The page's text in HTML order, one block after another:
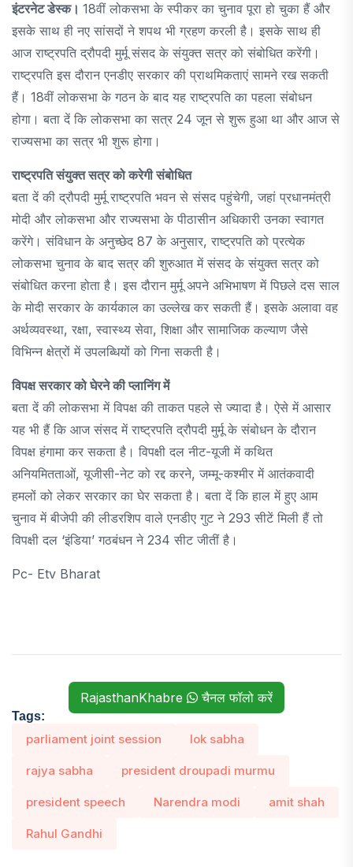
इंटरनेट डेस्क। 18वीं लोकसभा के स्पीकर का चुनाव पूरा हो चुका हैं और
इसके साथ ही नए सांसदों ने शपथ भी ग्रहण करली है। इसके साथ ही
आज राष्ट्रपति द्रौपदी मुर्मू संसद के संयुक्त सत्र को संबोधित करेंगी।
राष्ट्रपति इस दौरान एनडीए सरकार की प्राथमिकताएं सामने रख सकती
हैं। 18वीं लोकसभा के गठन के बाद यह राष्ट्रपति का पहला संबोधन
होगा। बता दें कि लोकसभा का सत्र 24 जून से शुरू हुआ था और आज से
राज्यसभा का सत्र भी शुरू होगा।
राष्ट्रपति संयुक्त सत्र को करेगी संबोधित
बता दें की द्रौपदी मुर्मू राष्ट्रपति भवन से संसद पहुंचेगी, जहां प्रधानमंत्री
मोदी और लोकसभा और राज्यसभा के पीठासीन अधिकारी उनका स्वागत
करेंगे। संविधान के अनुच्छेद 87 के अनुसार, राष्ट्रपति को प्रत्येक
लोकसभा चुनाव के बाद सत्र की शुरुआत में संसद के संयुक्त सत्र को
संबोधित करना होता है। इस दौरान मुर्मू अपने अभिभाषण में पिछले दस साल
के मोदी सरकार के कार्यकाल का उल्लेख कर सकती हैं। इसके अलावा वह
अर्थव्यवस्था, रक्षा, स्वास्थ्य सेवा, शिक्षा और सामाजिक कल्याण जैसे
विभिन्न क्षेत्रों में उपलब्धियों को गिना सकती है।
विपक्ष सरकार को घेरने की प्लानिंग में
बता दें की लोकसभा में विपक्ष की ताकत पहले से ज्यादा है। ऐसे में आसार
यह भी हैं कि आज संसद में राष्ट्रपति द्रौपदी मुर्मू के संबोधन के दौरान
विपक्ष हंगामा कर सकता है। विपक्षी दल नीट-यूजी में कथित
अनियमितताओं, यूजीसी-नेट को रद्द करने, जम्मू-कश्मीर में आतंकवादी
हमलों को लेकर सरकार का घेर सकता है। बता दें कि हाल में हुए आम
चुनाव में बीजेपी की लीडरशिप वाले एनडीए गुट ने 293 सीटें मिली हैं तो
विपक्षी दल ‘इंडिया’ गठबंधन ने 234 सीट जीतीं है।
Pc- Etv Bharat
RajasthanKhabre चैनल फॉलो करें
Tags:
parliament joint session lok sabha
rajya sabha president droupadi murmu
president speech Narendra modi amit shah
Rahul Gandhi